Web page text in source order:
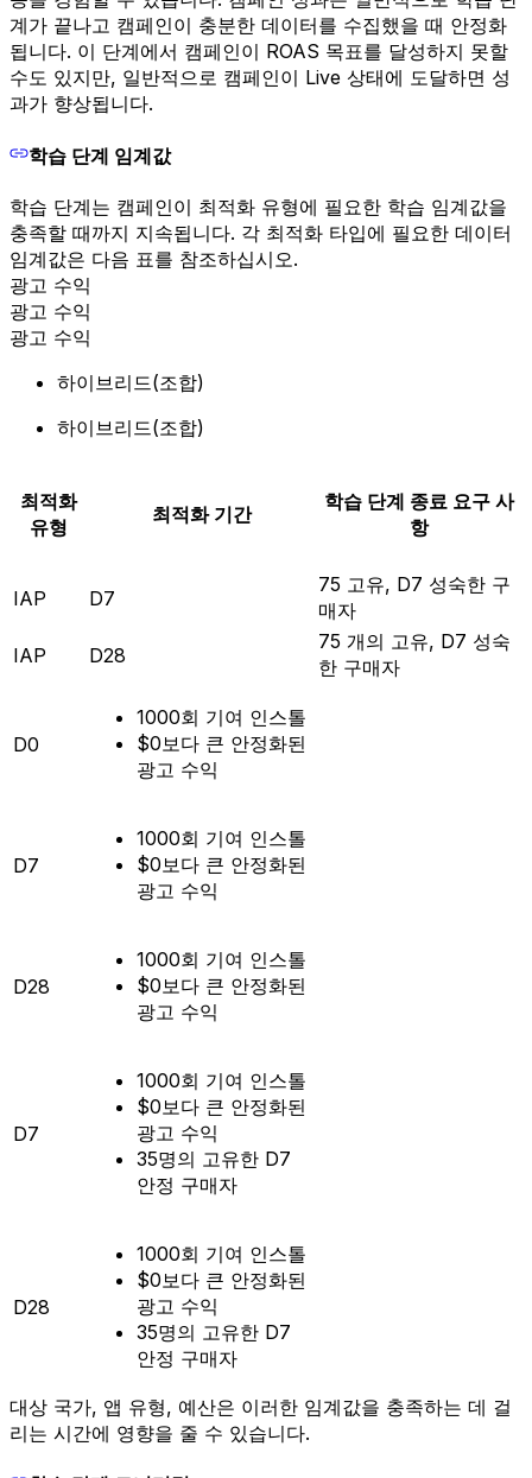
계가 끝나고 캠페인이 충분한 데이터를 수집했을 때 안정화
됩니다. 이 단계에서 캠페인이 ROAS 목표를 달성하지 못할
수도 있지만, 일반적으로 캠페인이 Live 상태에 도달하면 성
과가 향상됩니다.
학습 단계 임계값
학습 단계는 캠페인이 최적화 유형에 필요한 학습 임계값을
충족할 때까지 지속됩니다. 각 최적화 타입에 필요한 데이터
임계값은 다음 표를 참조하십시오.
광고 수익
광고 수익
광고 수익
하이브리드(조합)
하이브리드(조합)
최적화
유형
최적화 기간
학습 단계 종료 요구 사
항
IAP D7
75 고유, D7 성숙한 구
매자
IAP
D28
75 개의 고유, D7 성숙
한 구매자
D0
1000회 기여 인스톨
$0보다 큰 안정화된
광고 수익
D7
1000회 기여 인스톨
$0보다 큰 안정화된
광고 수익
D28
1000회 기여 인스톨
$0보다 큰 안정화된
광고 수익
D7
1000회 기여 인스톨
$0보다 큰 안정화된
광고 수익
35명의 고유한 D7
안정 구매자
D28
1000회 기여 인스톨
$0보다 큰 안정화된
광고 수익
35명의 고유한 D7
안정 구매자
대상 국가, 앱 유형, 예산은 이러한 임계값을 충족하는 데 걸
리는 시간에 영향을 줄 수 있습니다.